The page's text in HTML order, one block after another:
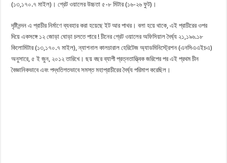
(১৩,১৭০.৭ মাইল)। গ্রেট ওয়ালের উচ্চতা ৫-৮ মিটার (১৬-২৬ ফুট)।
দৃষ্টিনন্দন এ প্রাচীর নির্মাণে ব্যবহার করা হয়েছে ইট আর পাথর। বলা হয়ে থাকে, এই প্রাচীরের ওপর
দিয়ে একসঙ্গে ১২ জোড়া ঘোড়া চলতে পারে ! চীনের গ্রেট ওয়ালের অফিসিয়াল দৈর্ঘ্য ২১,১৯৬.১৮
কিলোমিটার (১৩,১৭০.৭ মাইল), ন্যাশনাল কালচারাল হেরিটেজ অ্যাডমিনিস্ট্রেশন (এনসিএএইচএ)
অনুসারে, ৫ ই জুন, ২০১২ তারিখে। ছয় বছর ব্যাপী প্রত্নতাত্ত্বিক জরিপের পর এই প্রথম চীন
বৈজ্ঞানিকভাবে এবং পদ্ধতিগতভাবে সমস্ত মহাপ্রাচীরের দৈর্ঘ্য পরিমাপ করেছিল।